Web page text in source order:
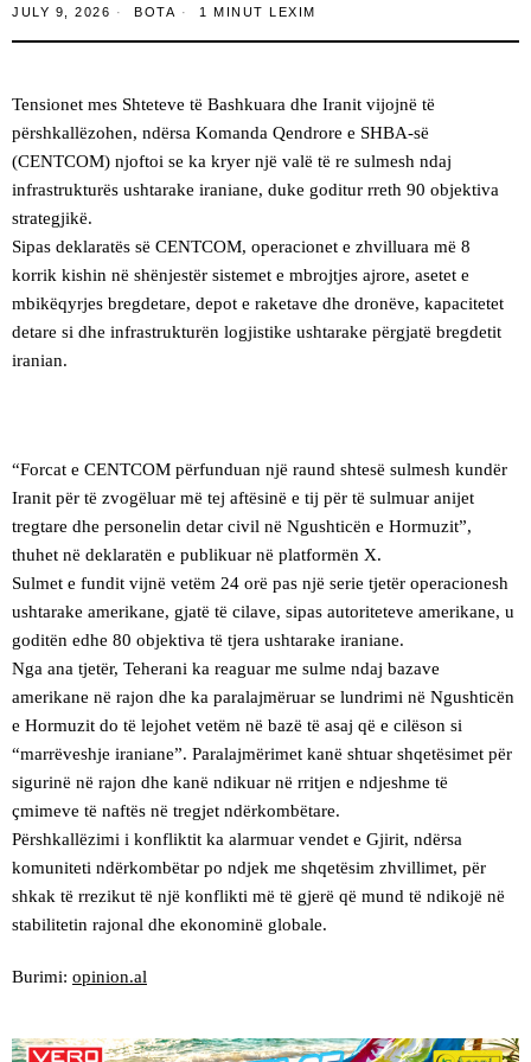
JULY 9, 2026 BOTA 1 MINUT LEXIM
Tensionet mes Shteteve të Bashkuara dhe Iranit vijojnë të
përshkallëzohen, ndërsa Komanda Qendrore e SHBA-së
(CENTCOM) njoftoi se ka kryer një valë të re sulmesh ndaj
infrastrukturës ushtarake iraniane, duke goditur rreth 90 objektiva
strategjikë.
Sipas deklaratës së CENTCOM, operacionet e zhvilluara më 8
korrik kishin në shënjestër sistemet e mbrojtjes ajrore, asetet e
mbikëqyrjes bregdetare, depot e raketave dhe dronëve, kapacitetet
detare si dhe infrastrukturën logjistike ushtarake përgjatë bregdetit
iranian.
“Forcat e CENTCOM përfunduan një raund shtesë sulmesh kundër
Iranit për të zvogëluar më tej aftësinë e tij për të sulmuar anijet
tregtare dhe personelin detar civil në Ngushticën e Hormuzit”,
thuhet në deklaratën e publikuar në platformën X.
Sulmet e fundit vijnë vetëm 24 orë pas një serie tjetër operacionesh
ushtarake amerikane, gjatë të cilave, sipas autoriteteve amerikane, u
goditën edhe 80 objektiva të tjera ushtarake iraniane.
Nga ana tjetër, Teherani ka reaguar me sulme ndaj bazave
amerikane në rajon dhe ka paralajmëruar se lundrimi në Ngushticën
e Hormuzit do të lejohet vetëm në bazë të asaj që e cilëson si
“marrëveshje iraniane”. Paralajmërimet kanë shtuar shqetësimet për
sigurinë në rajon dhe kanë ndikuar në rritjen e ndjeshme të
çmimeve të naftës në tregjet ndërkombëtare.
Përshkallëzimi i konfliktit ka alarmuar vendet e Gjirit, ndërsa
komuniteti ndërkombëtar po ndjek me shqetësim zhvillimet, për
shkak të rrezikut të një konflikti më të gjerë që mund të ndikojë në
stabilitetin rajonal dhe ekonominë globale.
Burimi: opinion.al